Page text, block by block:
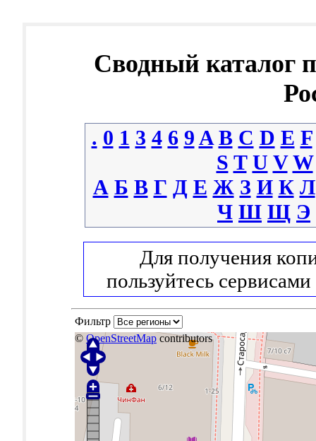
Сводный каталог
. 0 1 3 4 6 9 A B C D E F
S T U V W
А Б В Г Д Е Ж З И К Л
Ч Ш Щ Э
Для получения
пользуйтесь сервисами
Фильтр
© OpenStreetMap contributors